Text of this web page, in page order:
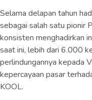
Selama delapan tahun
sebagai salah satu pionir
konsisten menghadirkan
saat ini, lebih dari 6.000
perlindungannya kepada
kepercayaan pasar
KOOL.